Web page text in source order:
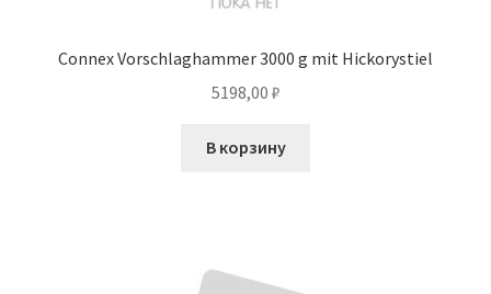
Connex Vorschlaghammer 3000 g mit Hickorystiel
5198,00 ₽
В корзину